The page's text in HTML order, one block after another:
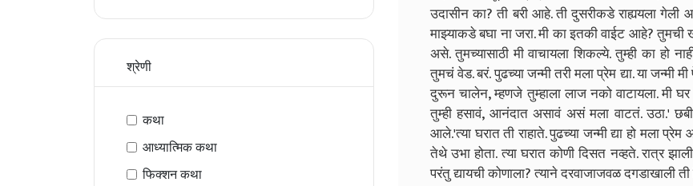
श्रेणी
कथा
आध्यात्मिक कथा
फिक्शन कथा
उदासीन का?ती बरी आहे. ती दुसरीकडे राह्ययला गेली
माझ्याकडे बघा ना जरा. मी का इतकी वाईट आहे?तुमची
असे. तुमच्यासाठी मी वाचायला शिकल्ये. तुम्ही का हो
तुमचं वेड. बरं. पुढच्या जन्मी तरी मला प्रेम द्या. या जन्मी
दुरून चालेन,म्हणजे तुम्हाला लाज नको वाटायला. मी
तुम्ही हसावं, आनंदात असावं असं मला वाटतं. उठा.'
आले.'त्या घरात ती राहाते. पुढच्या जन्मी द्या हो मला
तेथे उभा होता. त्या घरात कोणी दिसत नव्हते. रात्र
परंतु द्यायची कोणाला?त्याने दरवाजाजवळ दगडाखाली